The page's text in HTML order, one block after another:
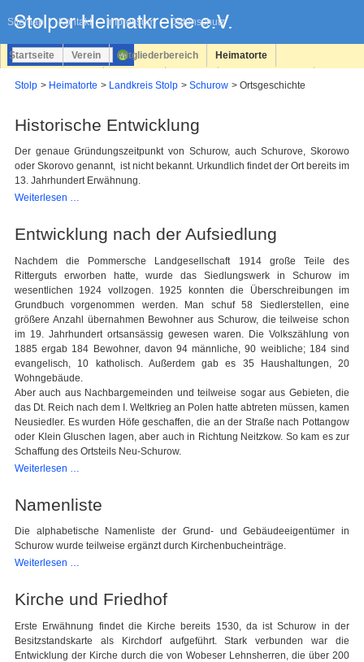
Sitemap Kontakt Impressum Datenschutz
überspringen
Startseite Verein Mitgliederbereich Heimatorte
Stolp Heimatorte Landkreis Stolp Schurow Ortsgeschichte
Historische Entwicklung
Der genaue Gründungszeitpunkt von Schurow, auch Schurove, Skorowo
oder Skorovo genannt, ist nicht bekannt. Urkundlich findet der Ort bereits im
13. Jahrhundert Erwähnung.
Weiterlesen …
Entwicklung nach der Aufsiedlung
Nachdem die Pommersche Landgesellschaft 1914 große Teile des
Ritterguts erworben hatte, wurde das Siedlungswerk in Schurow im
wesentlichen 1924 vollzogen. 1925 konnten die Überschreibungen im
Grundbuch vorgenommen werden. Man schuf 58 Siedlerstellen, eine
größere Anzahl übernahmen Bewohner aus Schurow, die teilweise schon
im 19. Jahrhundert ortsansässig gewesen waren. Die Volkszählung von
1885 ergab 184 Bewohner, davon 94 männliche, 90 weibliche; 184 sind
evangelisch, 10 katholisch. Außerdem gab es 35 Haushaltungen, 20
Wohngebäude.
Aber auch aus Nachbargemeinden und teilweise sogar aus Gebieten, die
das Dt. Reich nach dem I. Weltkrieg an Polen hatte abtreten müssen, kamen
Neusiedler. Es wurden Höfe geschaffen, die an der Straße nach Pottangow
oder Klein Gluschen lagen, aber auch in Richtung Neitzkow. So kam es zur
Schaffung des Ortsteils Neu-Schurow.
Weiterlesen …
Aufsiedlung
Namenliste
Die alphabetische Namenliste der Grund- und Gebäudeeigentümer in
Schurow wurde teilweise ergänzt durch Kirchenbucheinträge.
Weiterlesen …
Kirche und Friedhof
Erste Erwähnung findet die Kirche bereits 1530, da ist Schurow in der
Besitzstandskarte als Kirchdorf aufgeführt. Stark verbunden war die
Entwicklung der Kirche durch die von Wobeser Lehnsherren, die über 200